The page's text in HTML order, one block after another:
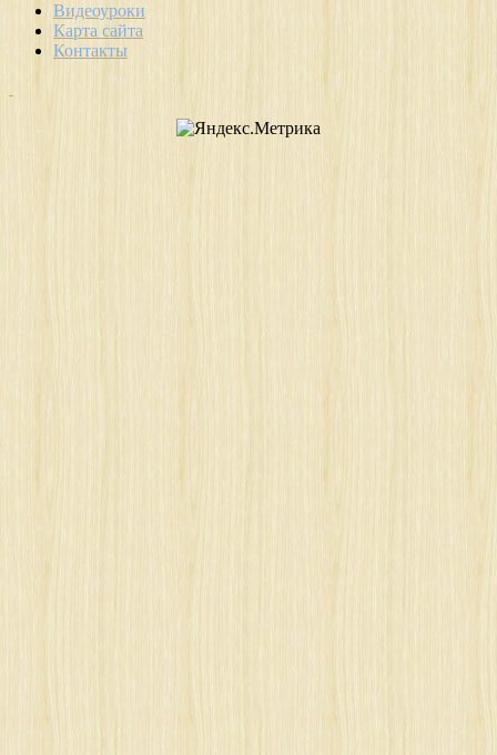
Видеоуроки
Карта сайта
Контакты